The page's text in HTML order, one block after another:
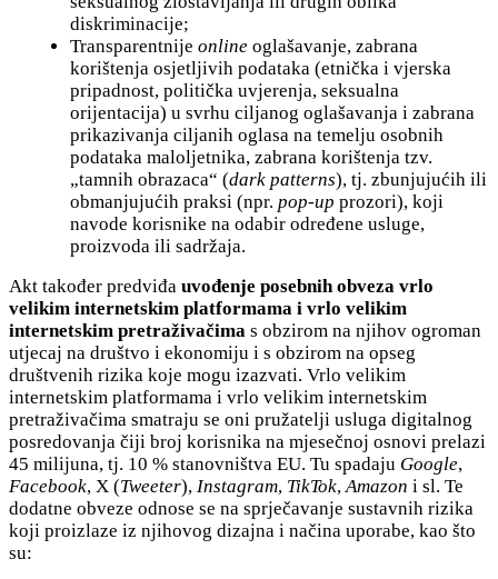
diskriminacije;
Transparentnije online oglašavanje, zabrana
korištenja osjetljivih podataka (etnička i vjerska
pripadnost, politička uvjerenja, seksualna
orijentacija) u svrhu ciljanog oglašavanja i zabrana
prikazivanja ciljanih oglasa na temelju osobnih
podataka maloljetnika, zabrana korištenja tzv.
„tamnih obrazaca“ (dark patterns), tj. zbunjujućih ili
obmanjujućih praksi (npr. pop-up prozori), koji
navode korisnike na odabir određene usluge,
proizvoda ili sadržaja.
Akt također predviđa uvođenje posebnih obveza vrlo
velikim internetskim platformama i vrlo velikim
internetskim pretraživačima s obzirom na njihov ogroman
utjecaj na društvo i ekonomiju i s obzirom na opseg
društvenih rizika koje mogu izazvati. Vrlo velikim
internetskim platformama i vrlo velikim internetskim
pretraživačima smatraju se oni pružatelji usluga digitalnog
posredovanja čiji broj korisnika na mjesečnoj osnovi prelazi
45 milijuna, tj. 10 % stanovništva EU. Tu spadaju Google,
Facebook, X (Tweeter), Instagram, TikTok, Amazon i sl. Te
dodatne obveze odnose se na sprječavanje sustavnih rizika
koji proizlaze iz njihovog dizajna i načina uporabe, kao što
su: